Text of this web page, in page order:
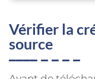
Vérifier la
source